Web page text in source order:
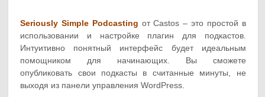
Seriously Simple Podcasting от Castos – это простой в
использовании и настройке плагин для подкастов.
Интуитивно понятный интерфейс будет идеальным
помощником для начинающих. Вы сможете
опубликовать свои подкасты в считанные минуты, не
выходя из панели управления WordPress.